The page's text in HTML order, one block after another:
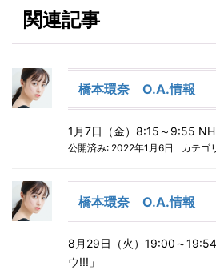
関連記事
橋本環奈 O.A.情報
1月7日（金）8:15～9:55
公開済み: 2022年1月6日 カテゴ
橋本環奈 O.A.情報
8月29日（火）19:00～
ウ!!!」